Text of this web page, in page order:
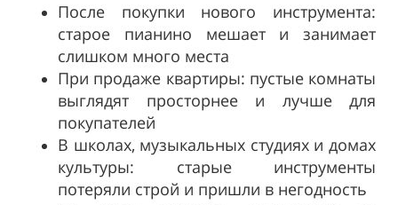
После покупки нового инструмента:
старое пианино мешает и занимает
слишком много места
При продаже квартиры: пустые комнаты
выглядят просторнее и лучше для
покупателей
В школах, музыкальных студиях и домах
культуры: старые инструменты
потеряли строй и пришли в негодность